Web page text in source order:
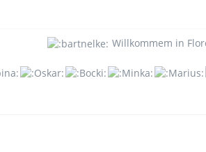
Willkommem in